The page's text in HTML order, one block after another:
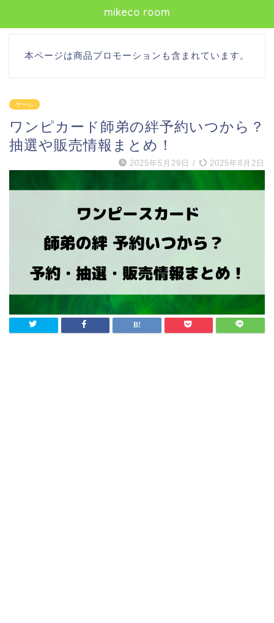
mikeco room
本ページは商品プロモーションも含まれています。
ゲーム
ワンピカード師弟の絆予約いつから？
抽選や販売情報まとめ！
2025年5月29日 / 2025年8月2日